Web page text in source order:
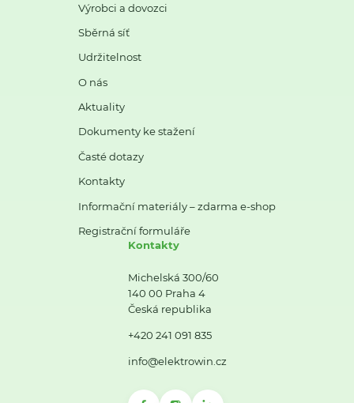
Výrobci a dovozci
Sběrná síť
Udržitelnost
O nás
Aktuality
Dokumenty ke stažení
Časté dotazy
Kontakty
Informační materiály – zdarma e-shop
Registrační formuláře
Kontakty
Michelská 300/60
140 00 Praha 4
Česká republika
+420 241 091 835
info@elektrowin.cz